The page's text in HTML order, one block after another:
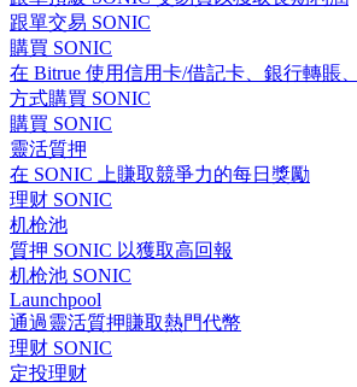
交易策略
學習如何保持盈利
跟單交易 SONIC
購買 SONIC
在 Bitrue 使用信用卡/借記卡、銀行轉賬
方式購買 SONIC
購買 SONIC
靈活質押
在 SONIC 上賺取競爭力的每日獎勵
理财 SONIC
机枪池
質押 SONIC 以獲取高回報
机枪池 SONIC
Launchpool
通過靈活質押賺取熱門代幣
理财 SONIC
定投理财